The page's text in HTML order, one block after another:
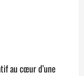
au cœur d’une